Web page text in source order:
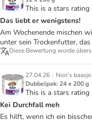
This is a stars
Das liebt er wenigstens!
Am Wochenende mischen
unter sein Trockenfutter,
Diese Bewertung wurde
27.04.26 | Nori’s baasje
Dubbelpak: 24 x 200 g
This is a stars
Kei Durchfall meh
Es hilft, wenn ich ein